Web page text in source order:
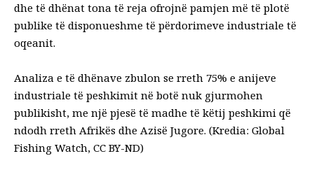
dhe të dhënat tona të reja ofrojnë pamjen më të plotë
publike të disponueshme të përdorimeve industriale të
oqeanit.
Analiza e të dhënave zbulon se rreth 75% e anijeve
industriale të peshkimit në botë nuk gjurmohen
publikisht, me një pjesë të madhe të këtij peshkimi që
ndodh rreth Afrikës dhe Azisë Jugore. (Kredia: Global
Fishing Watch, CC BY-ND)